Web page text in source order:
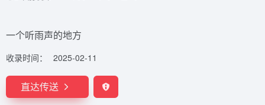
一个听雨声的地方
收录时间： 2025-02-11
直达传送